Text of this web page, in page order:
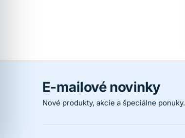
E-mailové novinky
Nové produkty, akcie a špeciálne ponuky.